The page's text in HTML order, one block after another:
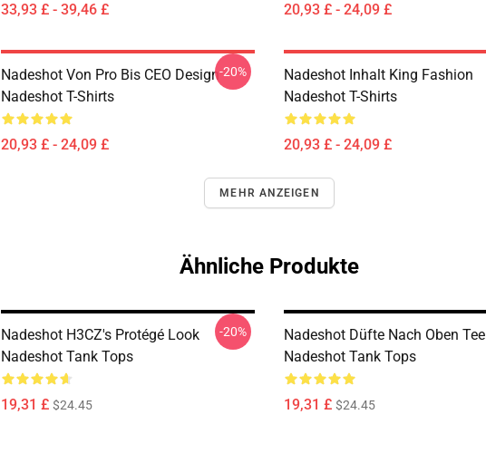
33,93 £ - 39,46 £ 20,93 £ - 24,09 £
Nadeshot Von Pro Bis CEO Design
Nadeshot T-Shirts
20,93 £ - 24,09 £
-20%
Nadeshot Inhalt King Fashion
Nadeshot T-Shirts
20,93 £ - 24,09 £
MEHR ANZEIGEN
Ähnliche Produkte
Nadeshot H3CZ's Protégé Look
Nadeshot Tank Tops
19,31 £ $24.45
-20%
Nadeshot Düfte Nach Oben Tee
Nadeshot Tank Tops
19,31 £ $24.45